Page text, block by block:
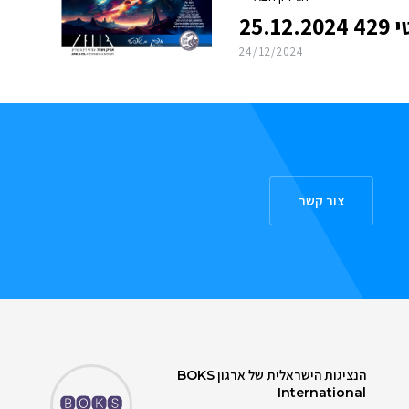
24/12/2024
צור קשר
הנציגות הישראלית של ארגוןBOKS
International